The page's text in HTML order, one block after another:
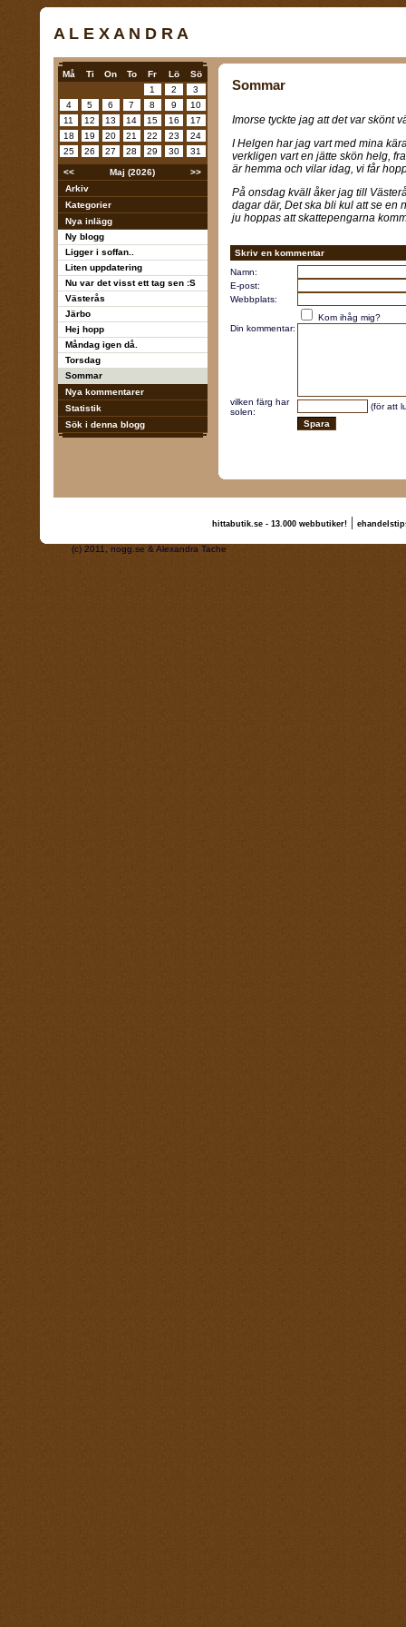
A L E X A N D R A
Må Ti On To Fr Lö
Sö
1
2
3
4
5 6 7 8 9
10
11
12 13 14 15 16
17
18
19 20 21 22 23
24
25
26 27 28 29 30 31
<< Maj (2026)
>>
Arkiv
Kategorier
Nya inlägg
Ny blogg
Ligger i soffan..
Liten uppdatering
Nu var det visst ett tag sen :S
Västerås
Järbo
Hej hopp
Måndag igen då.
Torsdag
Sommar
Nya kommentarer
Statistik
Sök i denna blogg
Sommar
Imorse tyckte jag att det var skönt
I Helgen har jag vart med mina
verkligen vart en jätte skön helg,
är hemma och vilar idag, vi får
På onsdag kväll åker jag till
dagar där, Det ska bli kul att se en
ju hoppas att skattepengarna
Skriv en kommentar
Namn:
E-post:
Webbplats:
Kom ihåg mig?
Din kommentar:
vilken färg har
solen:
(för att
hittabutik.se - 13.000 webbutiker!|
(c) 2011, nogg.se & Alexandra Tache